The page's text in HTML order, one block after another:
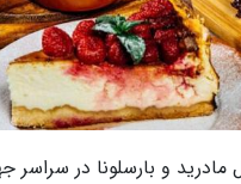
مادرید و بارسلونا در